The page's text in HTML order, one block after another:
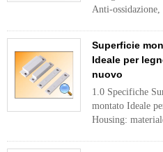
Anti-ossidazione,
Superficie
Ideale per
nuovo
1.0 Specifiche
montato Ideale
Housing: